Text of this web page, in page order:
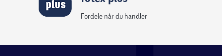
Fordele når du handler